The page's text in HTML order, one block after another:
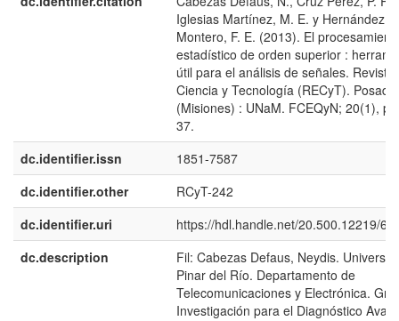
Iglesias Martínez, M. E. y Hernández
Montero, F. E. (2013). El
estadístico de orden superior :
útil para el análisis de señales. Revista
Ciencia y Tecnología (RECyT).
(Misiones) : UNaM. FCEQyN; 20(1),
37.
dc.identifier.issn
1851-7587
dc.identifier.other
RCyT-242
dc.identifier.uri
https://hdl.handle.net/20.500.12219/
dc.description
Fil: Cabezas Defaus, Neydis.
Pinar del Río. Departamento de
Telecomunicaciones y Electrónica.
Investigación para el Diagnóstico